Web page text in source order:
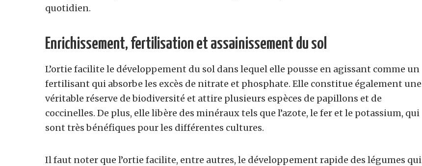
quotidien.
Enrichissement, fertilisation et assainissement du sol
L’ortie facilite le développement du sol dans lequel elle pousse en agissant comme un
fertilisant qui absorbe les excès de nitrate et phosphate. Elle constitue également une
véritable réserve de biodiversité et attire plusieurs espèces de papillons et de
coccinelles. De plus, elle libère des minéraux tels que l’azote, le fer et le potassium, qui
sont très bénéfiques pour les différentes cultures.
Il faut noter que l’ortie facilite, entre autres, le développement rapide des légumes qui